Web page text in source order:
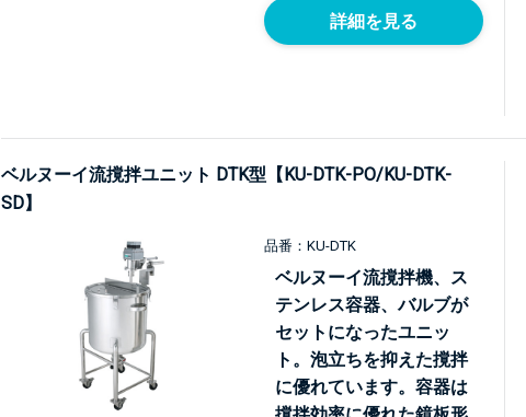
詳細を見る
ベルヌーイ流撹拌ユニット DTK型【KU-DTK-PO/KU-DTK-
SD】
品番：KU-DTK
ベルヌーイ流撹拌機、ス
テンレス容器、バルブが
セットになったユニッ
ト。泡立ちを抑えた撹拌
に優れています。容器は